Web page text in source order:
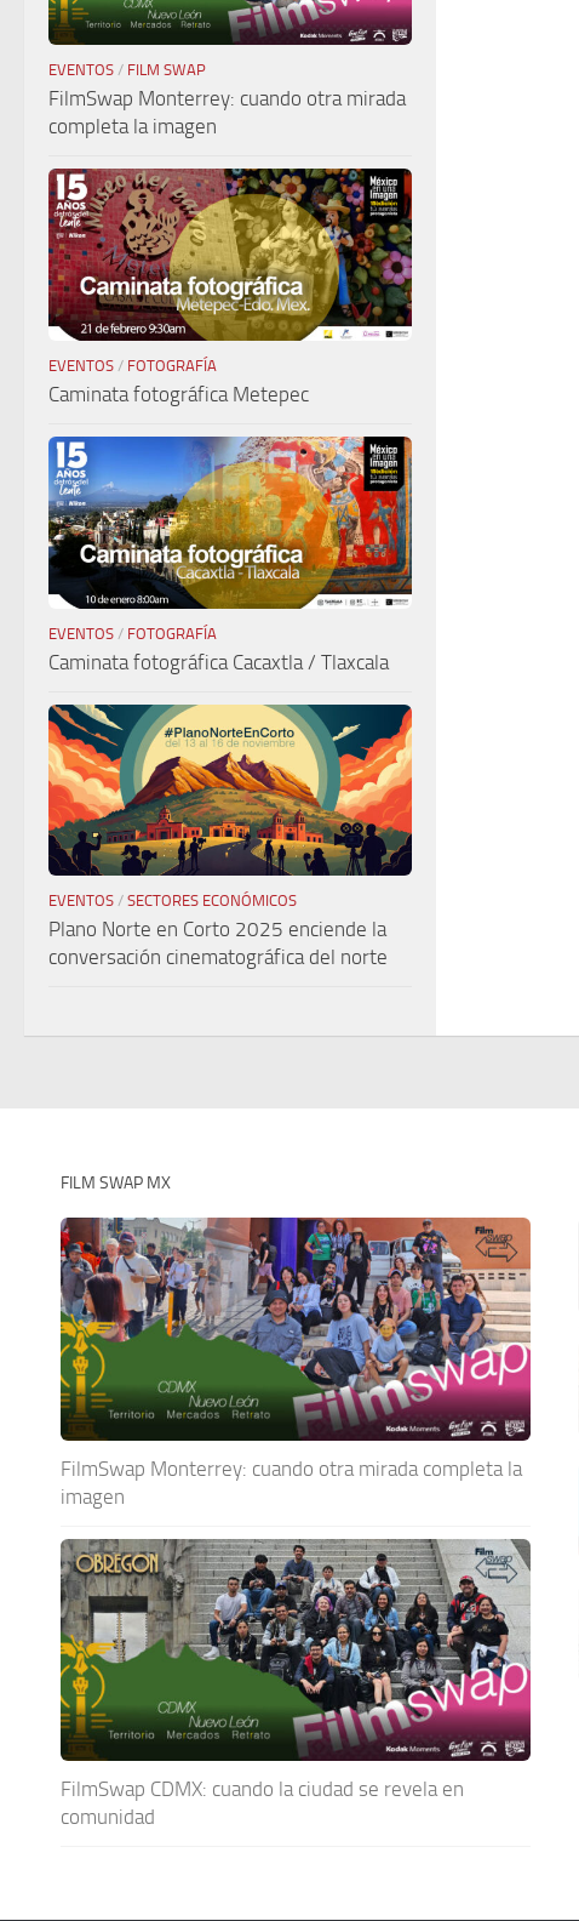
EVENTOS / FILM SWAP
FilmSwap Monterrey: cuando otra mirada
completa la imagen
EVENTOS / FOTOGRAFÍA
Caminata fotográfica Metepec
EVENTOS / FOTOGRAFÍA
Caminata fotográfica Cacaxtla / Tlaxcala
EVENTOS / SECTORES ECONÓMICOS
Plano Norte en Corto 2025 enciende la
conversación cinematográfica del norte
FILM SWAP MX
FilmSwap Monterrey: cuando otra mirada completa la
imagen
FilmSwap CDMX: cuando la ciudad se revela en
comunidad